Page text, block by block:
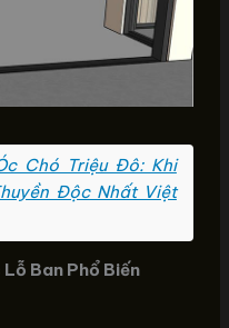
Chó Triệu Đô: Khi
Độc Nhất Việt
Ban Phổ Biến